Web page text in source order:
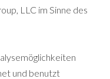
LLC im Sinne des
und benutzt